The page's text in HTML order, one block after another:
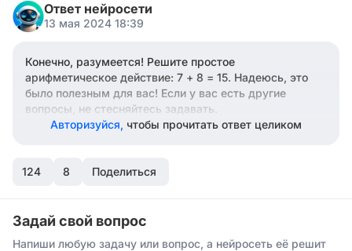
Ответ нейросети
13 мая 2024 18:39
Конечно, разумеется! Решите простое
арифметическое действие: 7 + 8 = 15. Надеюсь, это
было полезным для вас! Если у вас есть другие
вопросы, не стесняйтесь задавать.
Авторизуйся, чтобы прочитать ответ целиком
124 8 Поделиться
Задай свой вопрос
Напиши любую задачу или вопрос, а нейросеть её решит